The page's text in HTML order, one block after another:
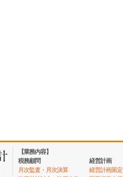
【業務内容】
税務顧問
月次監査・月次決算
経営計画
経営計画策定